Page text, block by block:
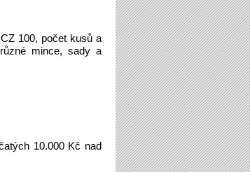
100, počet kusů a
mince, sady a
10.000 Kč nad